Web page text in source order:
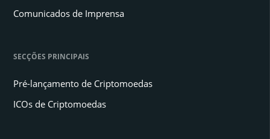
Comunicados de Imprensa
SECÇÕES PRINCIPAIS
Pré-lançamento de Criptomoedas
ICOs de Criptomoedas